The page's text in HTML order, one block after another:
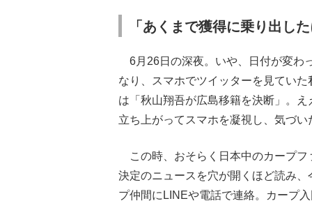
「あくまで獲得に乗り出し
6月26日の深夜。いや、日付が変わ
なり、スマホでツイッターを見てい
は「秋山翔吾が広島移籍を決断」。
立ち上がってスマホを凝視し、気づ
この時、おそらく日本中のカープフ
決定のニュースを穴が開くほど読み
プ仲間にLINEや電話で連絡。カープ